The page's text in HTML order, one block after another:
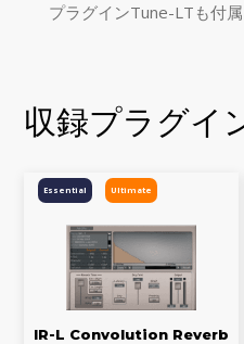
プラグインTune-LTも付属
収録プラグイ
Ultimate
Essential
IR-L Convolution Reverb